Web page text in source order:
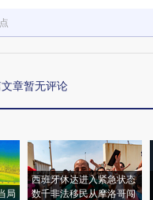
章暂无评论
局
西班牙休达进入紧急状态
数千非法移民从摩洛哥闯